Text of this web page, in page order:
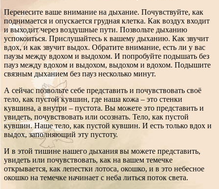
Перенесите ваше внимание на дыхание. Почувствуйте, как
поднимается и опускается грудная клетка. Как воздух входит
и выходит через воздушные пути. Позвольте дыханию
успокоиться. Прислушайтесь к вашему дыханию. Как звучит
вдох, и как звучит выдох. Обратите внимание, есть ли у вас
паузы между вдохом и выдохом. И попробуйте подышать без
пауз между вдохом и выдохом, выдохом и вдохом. Подышите
связным дыханием без пауз несколько минут.
А сейчас позвольте себе представить и почувствовать своё
тело, как пустой кувшин, где наша кожа – это стенки
кувшина, а внутри – пустота. Вы можете это представить и
увидеть, почувствовать или осознать. Тело, как пустой
кувшин. Наше тело, как пустой кувшин. И есть только вдох и
выдох, заполняющий эту пустоту.
И в этой тишине нашего дыхания вы можете представить,
увидеть или почувствовать, как на вашем темечке
открывается, как лепестки лотоса, окошко, и в это небесное
окошко на темечке начинает с неба литься поток света.